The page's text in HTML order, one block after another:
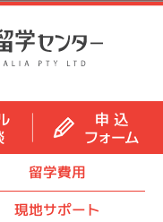
留学費用
現地サポート